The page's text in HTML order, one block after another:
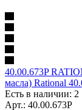
40.00.673P
масла) Rational
Есть в наличии: 2
Арт.: 40.00.673P